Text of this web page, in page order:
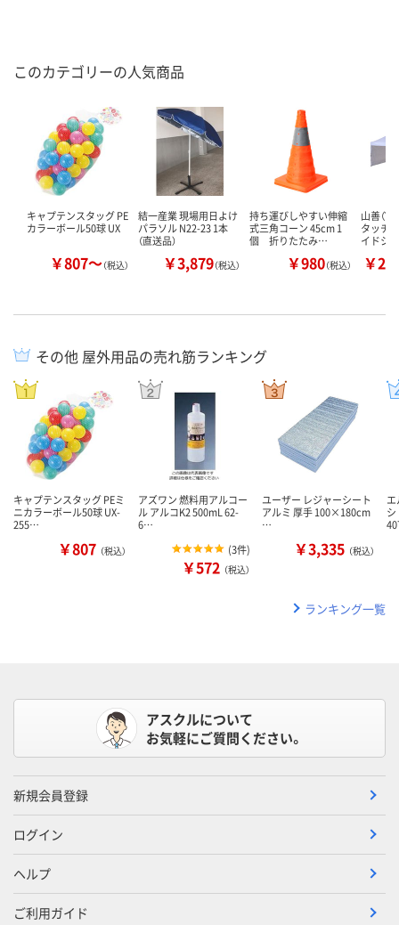
このカテゴリーの人気商品
キャプテンスタッグ PE
カラーボール50球 UX
￥807～（税込）
結一産業 現場用日よけ
パラソル N22-23 1本
（直送品）
￥3,879（税込）
持ち運びしやすい伸縮
式三角コーン 45cm 1
個 折りたたみ…
￥980（税込）
山善（
タッチ
イドシ
￥
その他 屋外用品の売れ筋ランキング
キャプテンスタッグ PEミ
ニカラーボール50球 UX-
255…
￥807 （税込）
アズワン 燃料用アルコー
ル アルコK2 500mL 62-
6…
(3件)
￥572 （税込）
ユーザー レジャーシート
アルミ 厚手 100×180cm
…
￥3,335 （税込）
ランキング一覧
アスクルについて
お気軽にご質問ください。
新規会員登録
ログイン
ヘルプ
ご利用ガイド